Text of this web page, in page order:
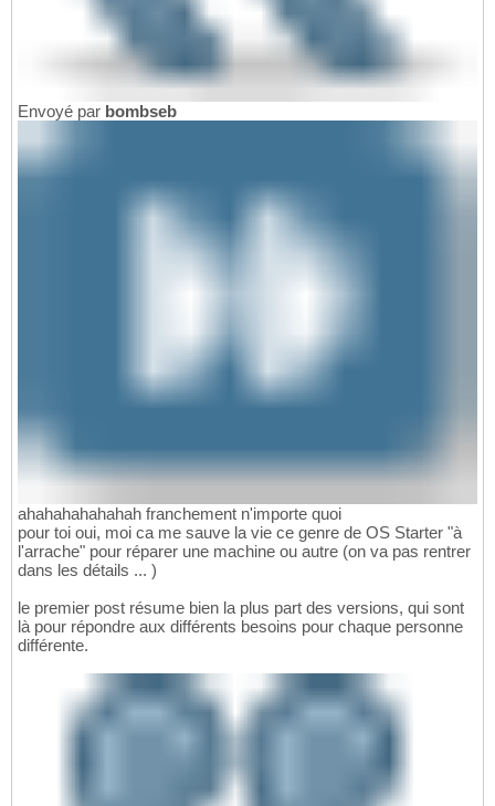
Envoyé par bombseb
ahahahahahahah franchement n'importe quoi
pour toi oui, moi ca me sauve la vie ce genre de OS Starter "à
l'arrache" pour réparer une machine ou autre (on va pas rentrer
dans les détails ... )
le premier post résume bien la plus part des versions, qui sont
là pour répondre aux différents besoins pour chaque personne
différente.